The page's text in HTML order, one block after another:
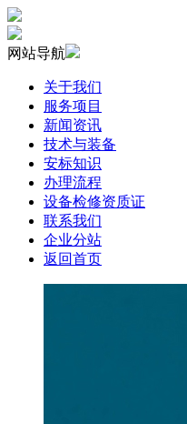
网站导航
关于我们
服务项目
新闻资讯
技术与装备
安标知识
办理流程
设备检修资质证
联系我们
企业分站
返回首页